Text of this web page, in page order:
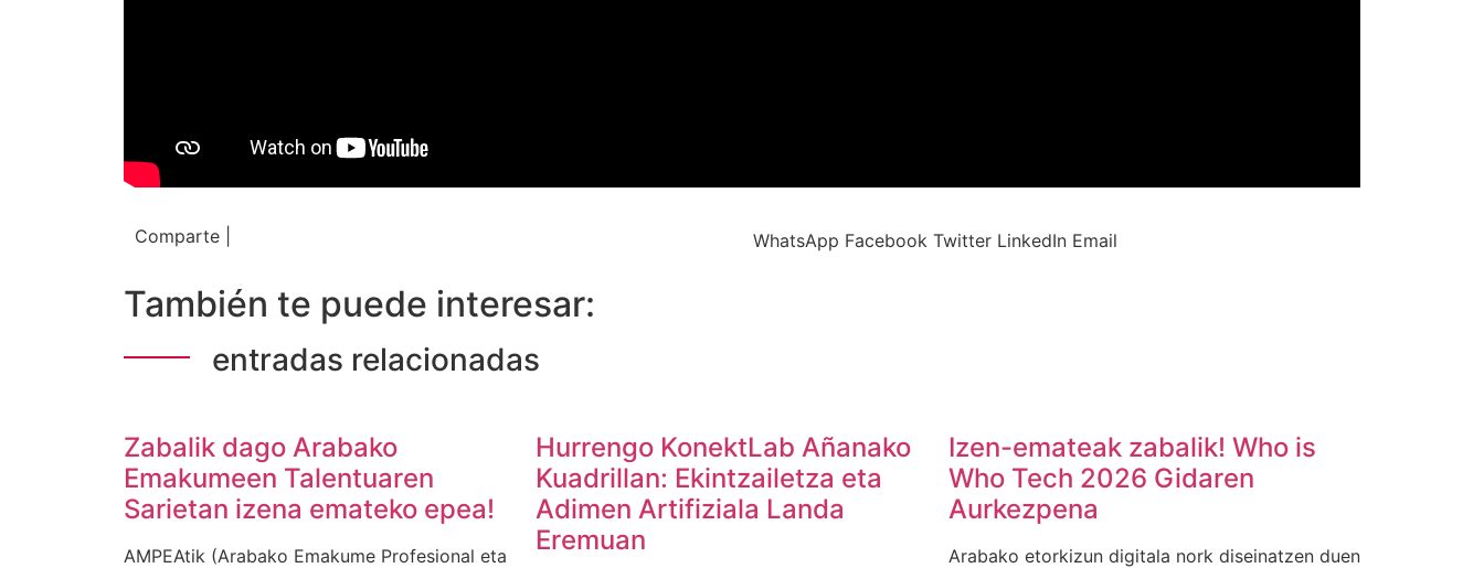
Comparte | WhatsApp Facebook Twitter LinkedIn Email
También te puede interesar:
entradas relacionadas
Zabalik dago Arabako
Emakumeen Talentuaren
Sarietan izena emateko epea!
AMPEAtik (Arabako Emakume Profesional eta
Hurrengo KonektLab Añanako
Kuadrillan: Ekintzailetza eta
Adimen Artifiziala Landa
Eremuan
Izen-emateak zabalik! Who is
Who Tech 2026 Gidaren
Aurkezpena
Arabako etorkizun digitala nork diseinatzen duen